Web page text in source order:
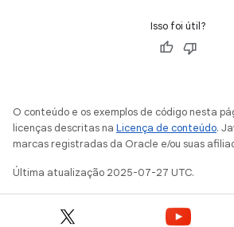
Isso foi útil?
O conteúdo e os exemplos de código nesta
licenças descritas na Licença de conteúdo.
marcas registradas da Oracle e/ou suas
Última atualização 2025-07-27 UTC.